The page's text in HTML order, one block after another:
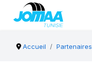
Accueil Partenaires